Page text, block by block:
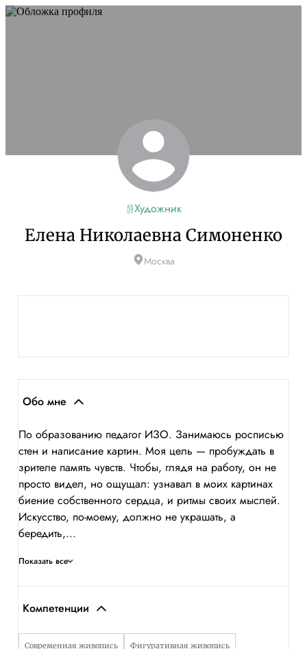
Художник
Елена Николаевна Симоненко
Москва
Обо мне
По образованию педагог ИЗО. Занимаюсь росписью
стен и написание картин. Моя цель — пробуждать в
зрителе память чувств. Чтобы, глядя на работу, он не
просто видел, но ощущал: узнавал в моих картинах
биение собственного сердца, и ритмы своих мыслей.
Искусство, по-моему, должно не украшать, а
бередить,...
Показать все
Компетенции
Современная живопись Фигуративная живопись